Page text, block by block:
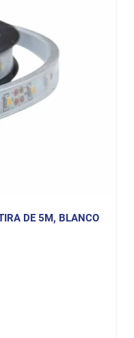
DE 5M, BLANCO